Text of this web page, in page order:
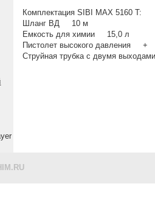
Комплектация SIBI MAX 5160 T:
Шланг ВД 10 м
Емкость для химии 15,0 л
Пистолет высокого давления +
Струйная трубка с двумя